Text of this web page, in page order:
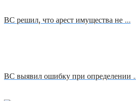
ВС решил, что арест имущества не …
ВС выявил ошибку при определении